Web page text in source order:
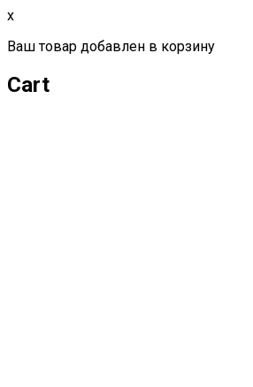
x
Ваш товар добавлен в корзину
Cart